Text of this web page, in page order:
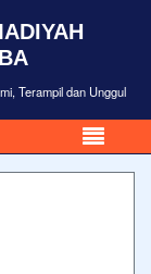
Terampil dan Unggul